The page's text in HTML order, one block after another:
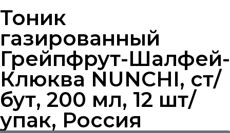
Тоник
газированный
Грейпфрут-Шалфей-
Клюква NUNCHI, ст/
бут, 200 мл, 12 шт/
упак, Россия